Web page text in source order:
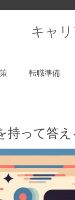
キャ
転職準備
持って答